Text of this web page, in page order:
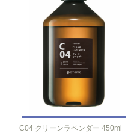
C04 クリーンラベンダー 450ml